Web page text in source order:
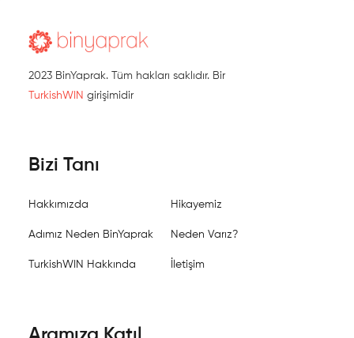
2023 BinYaprak. Tüm hakları saklıdır. Bir
TurkishWIN girişimidir
Bizi Tanı
Hakkımızda Hikayemiz
Adımız Neden BinYaprak Neden Varız?
TurkishWIN Hakkında İletişim